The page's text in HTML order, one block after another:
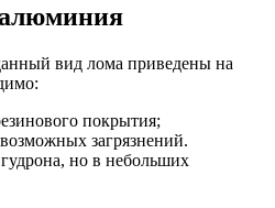
вид лома приведены на
покрытия;
загрязнений.
но в небольших